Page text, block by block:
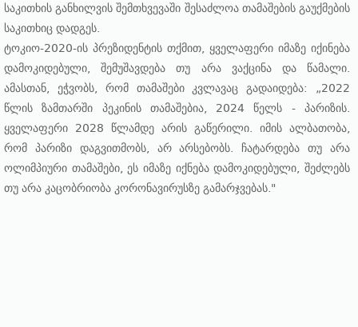
საკითხის განხილვის შემთხვევაში შესაძლოა თამაშების გაუქმების
საკითხიც დადგეს.
ტოკიო-2020-ის პრეზიდენტის თქმით, ყველაფერი იმაზე იქინება
დამოკიდებული, შემუშავდება თუ არა ვაქცინა და წამალი.
ამასთან, ეჭვობს, რომ თამაშები კვლავაც გადაიდება: „2022
წლის ზამთარში პეკინის თამაშებია, 2024 წელს - პარიზის.
ყველაფერი 2028 წლამდე არის გაწერილი. იმის ალბათობა,
რომ პარიზი დაგვითმობს, არ არსებობს. ჩატარდება თუ არა
ოლიმპიური თამაშები, ეს იმაზე იქნება დამოკიდებული, შეძლებს
თუ არა კაცობრიობა კორონავირუსზე გამარჯვებას."